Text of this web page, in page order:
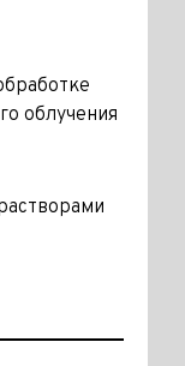
облучения